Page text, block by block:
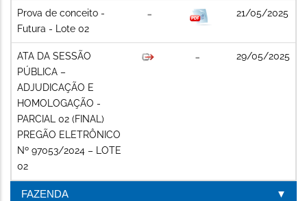
Prova de conceito -
Futura - Lote 02
21/05/2025
ATA DA SESSÃO
PÚBLICA –
ADJUDICAÇÃO E
HOMOLOGAÇÃO -
PARCIAL 02 (FINAL)
PREGÃO ELETRÔNICO
Nº 97053/2024 – LOTE
02
29/05/2025
FAZENDA